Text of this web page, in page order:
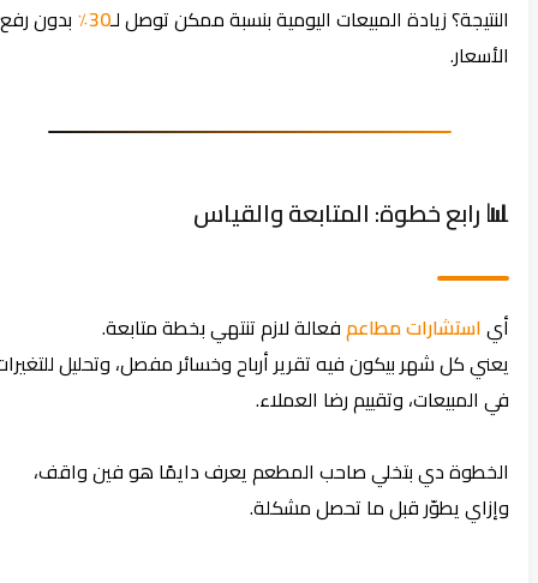
النتيجة؟ زيادة المبيعات اليومية بنسبة ممكن توصل لـ30٪ بدون رفع
الأسعار.
📊 رابع خطوة: المتابعة والقياس
استشارات مطاعمفعالة لازم تنتهي بخطة متابعة.
يعني كل شهر بيكون فيه تقرير أرباح وخسائر مفصل، وتحليل للتغيرات
في المبيعات، وتقييم رضا العملاء.
الخطوة دي بتخلي صاحب المطعم يعرف دايمًا هو فين واقف،
وإزاي يطوّر قبل ما تحصل مشكلة.